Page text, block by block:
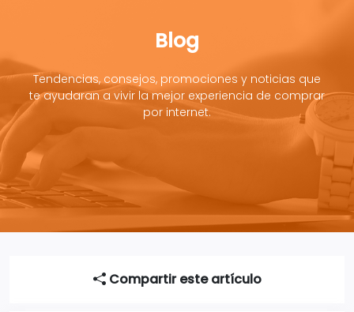
Blog
Tendencias, consejos, promociones y noticias que
te ayudaran a vivir la mejor experiencia de comprar
por internet.
Compartir este artículo